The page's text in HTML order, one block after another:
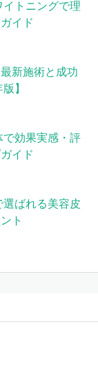
トニングで理
イド
新施術と成功
】
で効果実感・評
イド
ばれる美容皮
ト